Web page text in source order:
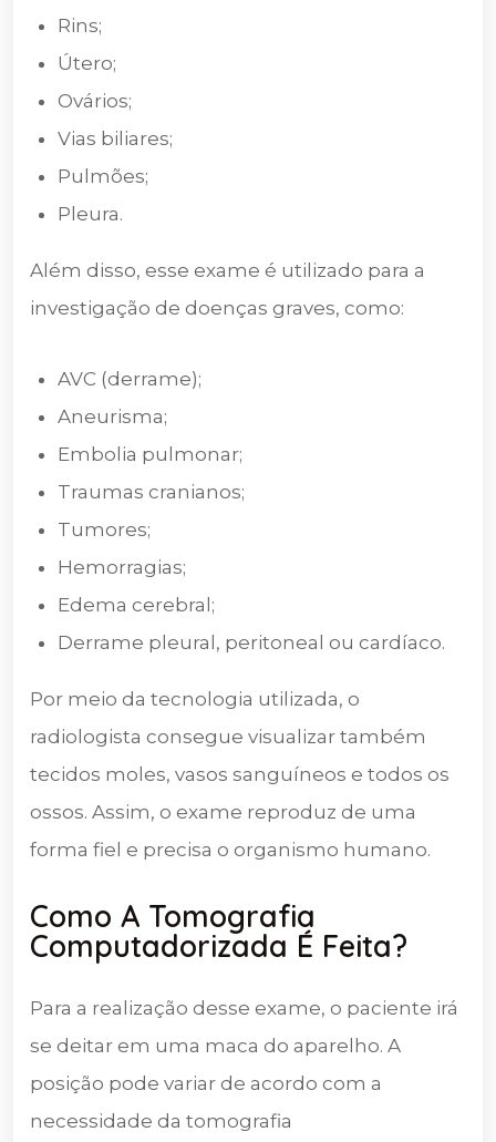
Rins;
Útero;
Ovários;
Vias biliares;
Pulmões;
Pleura.
Além disso, esse exame é utilizado para a
investigação de doenças graves, como:
AVC (derrame);
Aneurisma;
Embolia pulmonar;
Traumas cranianos;
Tumores;
Hemorragias;
Edema cerebral;
Derrame pleural, peritoneal ou cardíaco.
Por meio da tecnologia utilizada, o
radiologista consegue visualizar também
tecidos moles, vasos sanguíneos e todos os
ossos. Assim, o exame reproduz de uma
forma fiel e precisa o organismo humano.
Como A Tomografia
Computadorizada É Feita?
Para a realização desse exame, o paciente irá
se deitar em uma maca do aparelho. A
posição pode variar de acordo com a
necessidade da tomografia